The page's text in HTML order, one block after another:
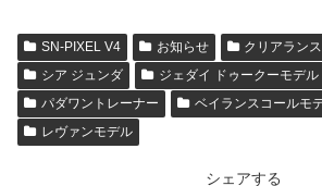
SN-PIXEL V4 お知らせ
クリアラン
シア ジュンダ
ジェダイ ドゥークーモデル
パダワントレーナー
ベイランスコールモ
レヴァンモデル
シェアする